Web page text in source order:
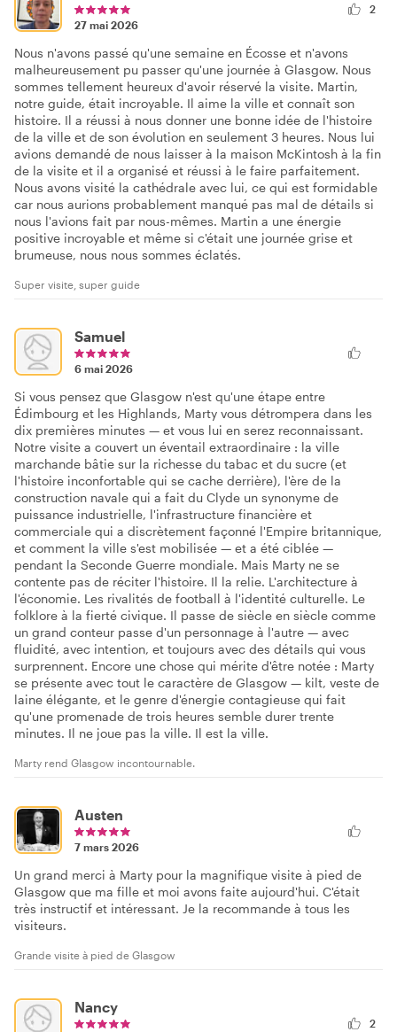
27 mai 2026
2
Nous n'avons passé qu'une semaine en Écosse et n'avons
malheureusement pu passer qu'une journée à Glasgow. Nous
sommes tellement heureux d'avoir réservé la visite. Martin,
notre guide, était incroyable. Il aime la ville et connaît son
histoire. Il a réussi à nous donner une bonne idée de l'histoire
de la ville et de son évolution en seulement 3 heures. Nous lui
avions demandé de nous laisser à la maison McKintosh à la fin
de la visite et il a organisé et réussi à le faire parfaitement.
Nous avons visité la cathédrale avec lui, ce qui est formidable
car nous aurions probablement manqué pas mal de détails si
nous l'avions fait par nous-mêmes. Martin a une énergie
positive incroyable et même si c'était une journée grise et
brumeuse, nous nous sommes éclatés.
Super visite, super guide
Samuel
6 mai 2026
Si vous pensez que Glasgow n'est qu'une étape entre
Édimbourg et les Highlands, Marty vous détrompera dans les
dix premières minutes — et vous lui en serez reconnaissant.
Notre visite a couvert un éventail extraordinaire : la ville
marchande bâtie sur la richesse du tabac et du sucre (et
l'histoire inconfortable qui se cache derrière), l'ère de la
construction navale qui a fait du Clyde un synonyme de
puissance industrielle, l'infrastructure financière et
commerciale qui a discrètement façonné l'Empire britannique,
et comment la ville s'est mobilisée — et a été ciblée —
pendant la Seconde Guerre mondiale. Mais Marty ne se
contente pas de réciter l'histoire. Il la relie. L'architecture à
l'économie. Les rivalités de football à l'identité culturelle. Le
folklore à la fierté civique. Il passe de siècle en siècle comme
un grand conteur passe d'un personnage à l'autre — avec
fluidité, avec intention, et toujours avec des détails qui vous
surprennent. Encore une chose qui mérite d'être notée : Marty
se présente avec tout le caractère de Glasgow — kilt, veste de
laine élégante, et le genre d'énergie contagieuse qui fait
qu'une promenade de trois heures semble durer trente
minutes. Il ne joue pas la ville. Il est la ville.
Marty rend Glasgow incontournable.
Austen
7 mars 2026
Un grand merci à Marty pour la magnifique visite à pied de
Glasgow que ma fille et moi avons faite aujourd'hui. C'était
très instructif et intéressant. Je la recommande à tous les
visiteurs.
Grande visite à pied de Glasgow
Nancy
2